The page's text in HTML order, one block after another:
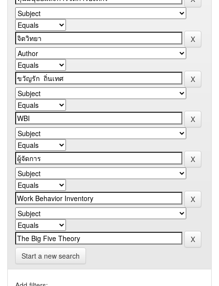
Start a new search